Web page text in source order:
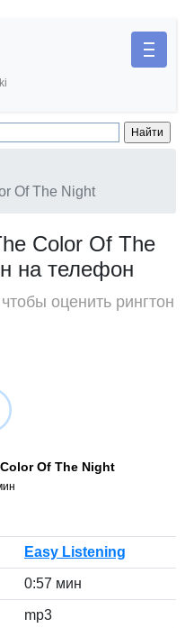
Of The Night
Color Of The
на телефон
оценить рингтон
Of The Night
Easy Listening
0:57 мин
mp3